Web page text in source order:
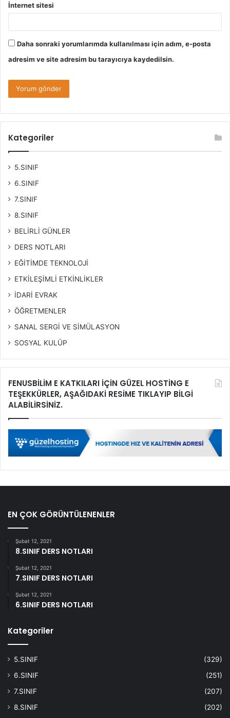
İnternet sitesi
Daha sonraki yorumlarımda kullanılması için adım, e-posta
adresim ve site adresim bu tarayıcıya kaydedilsin.
Kategoriler
5.SINIF
6.SINIF
7.SINIF
8.SINIF
BELİRLİ GÜNLER
DERS NOTLARI
EĞİTİMDE TEKNOLOJİ
ETKİLEŞİMLİ ETKİNLİKLER
İDARİ EVRAK
ÖĞRETMENLER
SANAL SERGİ VE SİMÜLASYON
SOSYAL KULÜP
FENUSBİLİM E KATKILARI İÇİN GÜZEL HOSTİNG E
TEŞEKKÜRLER, AŞAĞIDAKİ RESİME TIKLAYIP BİLGİ
ALABİLİRSİNİZ.
EN ÇOK GÖRÜNTÜLENENLER
Şubat 12, 2021
8.SINIF DERS NOTLARI
Şubat 12, 2021
7.SINIF DERS NOTLARI
Şubat 12, 2021
6.SINIF DERS NOTLARI
Kategoriler
5.SINIF
(329)
6.SINIF
(251)
7.SINIF
(207)
8.SINIF
(202)